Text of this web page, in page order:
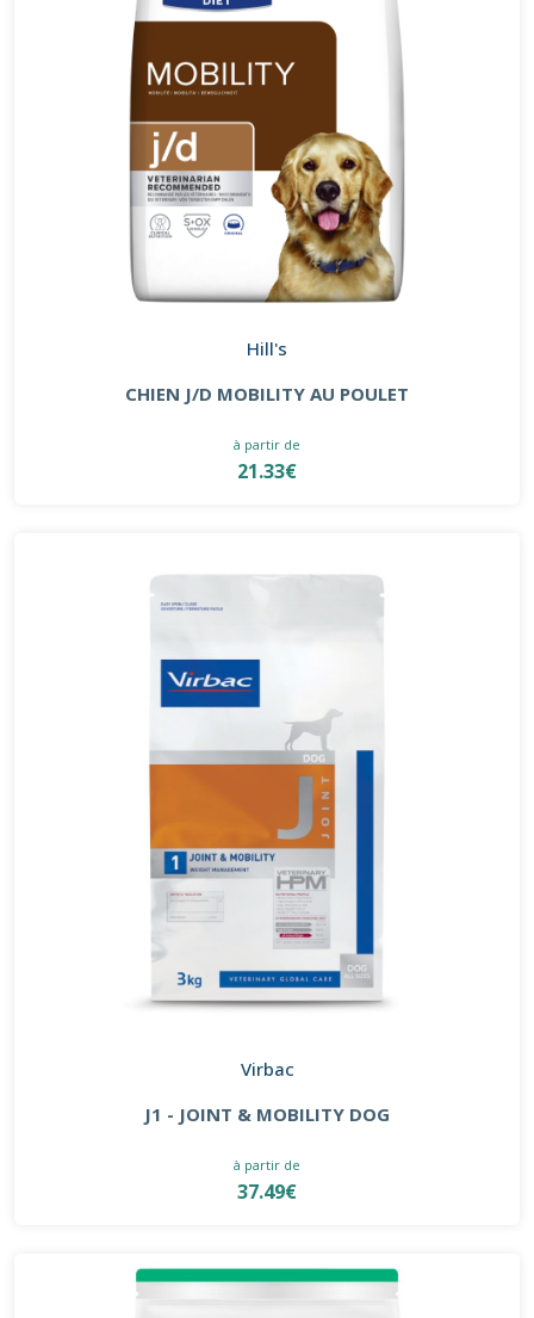
Hill's
CHIEN J/D MOBILITY AU POULET
à partir de
21.33€
Virbac
J1 - JOINT & MOBILITY DOG
à partir de
37.49€